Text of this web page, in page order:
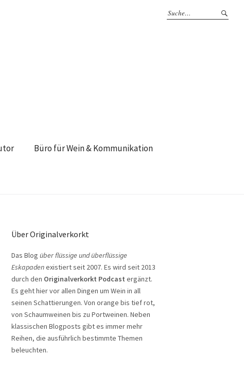
Büro für Wein & Kommunikation
Über Originalverkorkt
Das Blog über flüssige und überflüssige
Eskapadenexistiert seit 2007. Es wird seit 2013
durch den Originalverkorkt Podcast ergänzt.
Es geht hier vor allen Dingen um Wein in all
seinen Schattierungen. Von orange bis tief rot,
von Schaumweinen bis zu Portweinen. Neben
klassischen Blogposts gibt es immer mehr
Reihen, die ausführlich bestimmte Themen
beleuchten.